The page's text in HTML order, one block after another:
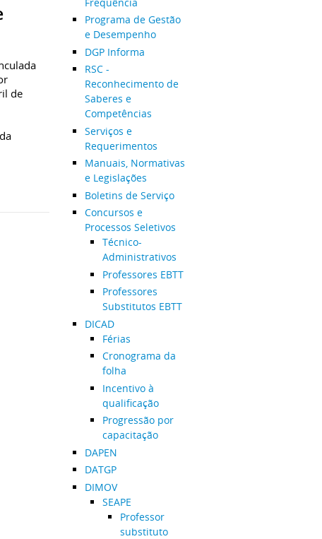
de
Programa de Gestão
e Desempenho
DGP Informa
RSC -
Reconhecimento de
Saberes e
Competências
Serviços e
Requerimentos
Manuais, Normativas
e Legislações
Boletins de Serviço
Concursos e
Processos Seletivos
Técnico-
Administrativos
Professores EBTT
Professores
Substitutos EBTT
DICAD
Férias
Cronograma da
folha
Incentivo à
qualificação
Progressão por
capacitação
DAPEN
DATGP
DIMOV
SEAPE
Professor
substituto